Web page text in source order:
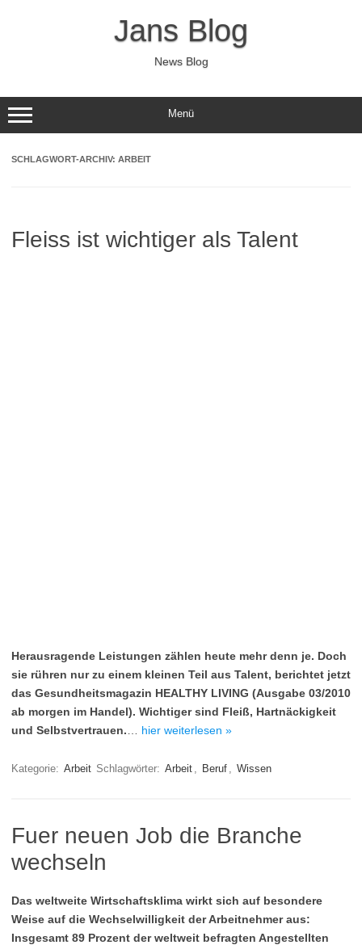
Jans Blog
News Blog
Menü
SCHLAGWORT-ARCHIV: ARBEIT
Fleiss ist wichtiger als Talent
Herausragende Leistungen zählen heute mehr denn je. Doch
sie rühren nur zu einem kleinen Teil aus Talent, berichtet jetzt
das Gesundheitsmagazin HEALTHY LIVING (Ausgabe 03/2010
ab morgen im Handel). Wichtiger sind Fleiß, Hartnäckigkeit
und Selbstvertrauen.
hier weiterlesen »
Kategorie: Arbeit Schlagwörter: Arbeit , Beruf , Wissen
Fuer neuen Job die Branche
wechseln
Das weltweite Wirtschaftsklima wirkt sich auf besondere
Weise auf die Wechselwilligkeit der Arbeitnehmer aus:
Insgesamt 89 Prozent der weltweit befragten Angestellten